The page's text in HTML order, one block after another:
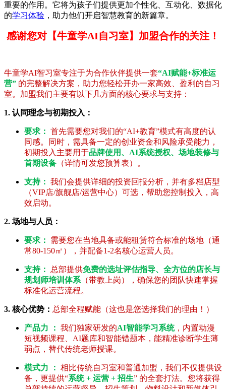
重要的作用。它将为孩子们提供更加个性化、互动化、数据化
的学习体验 ，助力他们开启智慧教育的新篇章。
感谢您对【牛童学AI自习室】加盟合作的关注！
牛童学AI智习室专注于为合作伙伴提供一套“AI赋能+标准运
营” 的完整解决方案，助力您轻松开办一家高效、盈利的自习
室。加盟我们主要有以下几方面的核心要求与支持：
1. 认同理念与初期投入：
要求： 首先需要您对我们的“AI+教育”模式有高度的认
同感。同时，需具备一定的创业资金和风险承受能力，
初期投入主要用于品牌使用、AI系统授权、场地装修与
首期设备 （详情可发您预算表）。
支持： 我们会提供详细的投资回报分析，并有多档店型
（VIP店/旗舰店/运营中心）可选，帮助您控制投入，高
效启动。
2. 场地与人员：
要求：
需要您在当地具备或能租赁符合标准的场地（通
常80-150㎡），并配备1-2名核心运营人员。
支持： 总部提供免费的选址评估指导、全方位的店长与
规划师培训体系 （带教上岗），确保您的团队快速掌握
标准化运营流程。
3. 核心优势： 总部全程赋能（这也是您选择我们的理由！）
产品力 ： 我们独家研发的AI智能学习系统，内置动漫
短视频课程、AI题库和智能错题本，能精准诊断学生薄
弱点，替代传统老师授课。
模式力 ： 相比传统自习室和普通加盟，我们不仅提供设
备，更提供“系统 + 运营 + 招生” 的全套打法。您将获得